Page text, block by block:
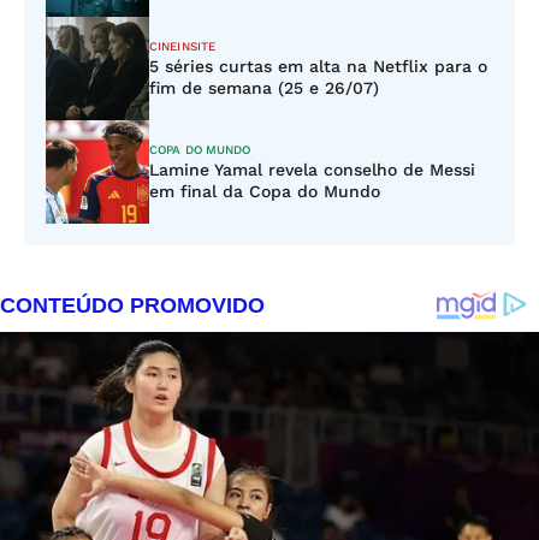
CINEINSITE
5 séries curtas em alta na Netflix para o
fim de semana (25 e 26/07)
COPA DO MUNDO
Lamine Yamal revela conselho de Messi
em final da Copa do Mundo